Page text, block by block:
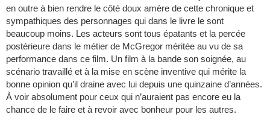
en outre à bien rendre le côté doux amère de cette chronique et
sympathiques des personnages qui dans le livre le sont
beaucoup moins. Les acteurs sont tous épatants et la percée
postérieure dans le métier de McGregor méritée au vu de sa
performance dans ce film. Un film à la bande son soignée, au
scénario travaillé et à la mise en scène inventive qui mérite la
bonne opinion qu’il draine avec lui depuis une quinzaine d’années.
À voir absolument pour ceux qui n’auraient pas encore eu la
chance de le faire et à revoir avec bonheur pour les autres.